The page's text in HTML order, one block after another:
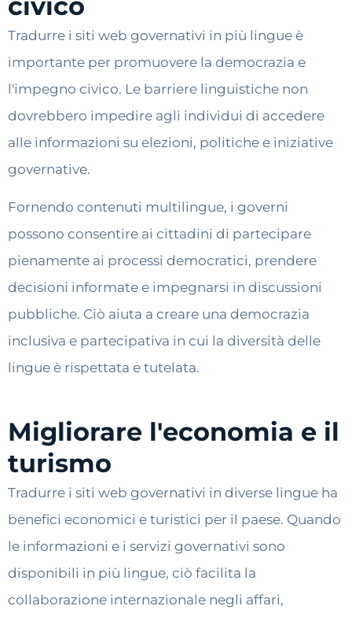
Tradurre i siti web governativi in più lingue è
importante per promuovere la democrazia e
l'impegno civico. Le barriere linguistiche non
dovrebbero impedire agli individui di accedere
alle informazioni su elezioni, politiche e iniziative
governative.
Fornendo contenuti multilingue, i governi
possono consentire ai cittadini di partecipare
pienamente ai processi democratici, prendere
decisioni informate e impegnarsi in discussioni
pubbliche. Ciò aiuta a creare una democrazia
inclusiva e partecipativa in cui la diversità delle
lingue è rispettata e tutelata.
Migliorare l'economia e il
turismo
Tradurre i siti web governativi in diverse lingue ha
benefici economici e turistici per il paese. Quando
le informazioni e i servizi governativi sono
disponibili in più lingue, ciò facilita la
collaborazione internazionale negli affari,